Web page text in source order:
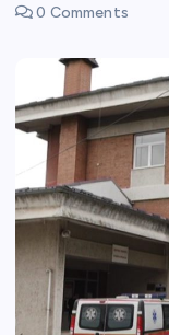
0 Comments